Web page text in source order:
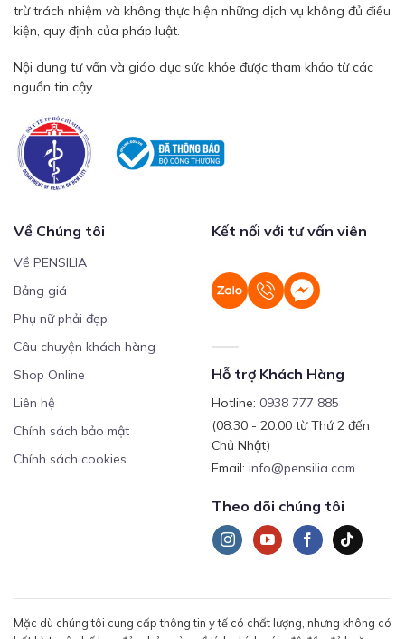
trừ trách nhiệm và không thực hiện những dịch vụ không đủ điều
kiện, quy định của pháp luật.
Nội dung tư vấn và giáo dục sức khỏe được tham khảo từ các
nguồn tin cậy.
Về Chúng tôi
Về PENSILIA
Bảng giá
Phụ nữ phải đẹp
Câu chuyện khách hàng
Shop Online
Liên hệ
Chính sách bảo mật
Chính sách cookies
Kết nối với tư vấn viên
Hỗ trợ Khách Hàng
Hotline: 0938 777 885
(08:30 - 20:00 từ Thứ 2 đến
Chủ Nhật)
Email: info@pensilia.com
Theo dõi chúng tôi
Mặc dù chúng tôi cung cấp thông tin y tế có chất lượng, nhưng không có